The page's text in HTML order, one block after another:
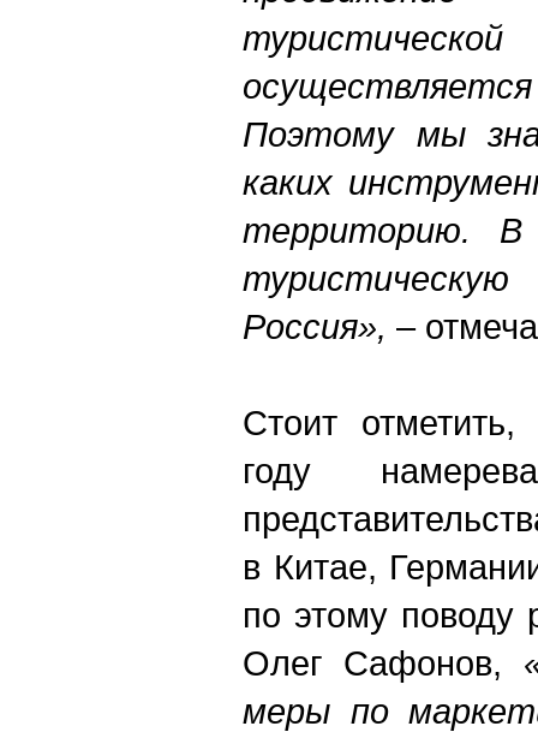
Поэтому мы
каких
территорию.
Россия», –
Стоит
году
в Китае,
по этому поводу
Олег Сафонов,
меры по